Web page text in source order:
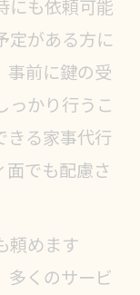
にも依頼可能
定がある方に
事前に鍵の受
っかり行うこ
きる家事代行
でも配慮さ
頼めます
多くのサービ